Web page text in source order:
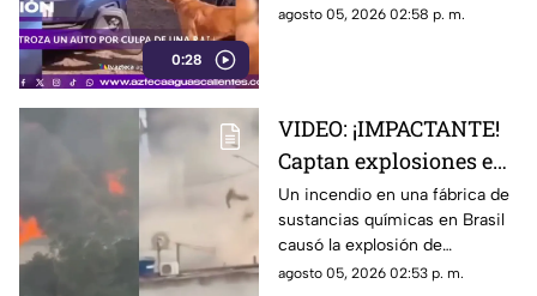
0:28
defensa de un automóvil con
agosto 05, 2026 02:58 p. m.
VIDEO: ¡IMPACTANTE!
Captan explosiones en
alcantarillas tras el
incendio en una
fábrica
Un incendio en una fábrica de
sustancias químicas en Brasil
causó la explosión de
alcantarillas; el momento
agosto 05, 2026 02:53 p. m.